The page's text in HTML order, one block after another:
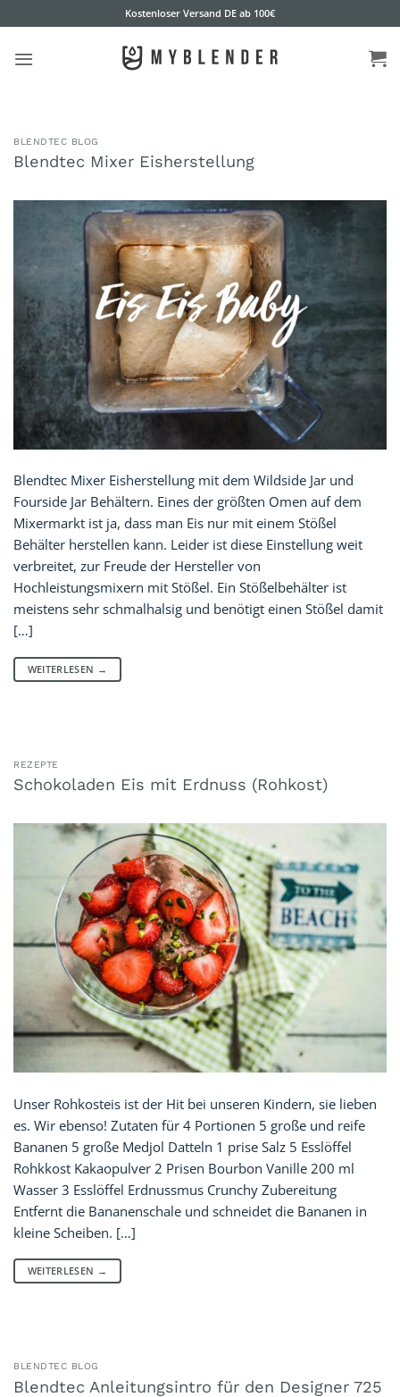
Inhalt
springen
Kostenloser Versand DE ab 100€
BLENDTEC BLOG
Blendtec Mixer Eisherstellung
Blendtec Mixer Eisherstellung mit dem Wildside Jar und
Fourside Jar Behältern. Eines der größten Omen auf dem
Mixermarkt ist ja, dass man Eis nur mit einem Stößel
Behälter herstellen kann. Leider ist diese Einstellung weit
verbreitet, zur Freude der Hersteller von
Hochleistungsmixern mit Stößel. Ein Stößelbehälter ist
meistens sehr schmalhalsig und benötigt einen Stößel damit
[…]
WEITERLESEN →
REZEPTE
Schokoladen Eis mit Erdnuss (Rohkost)
Unser Rohkosteis ist der Hit bei unseren Kindern, sie lieben
es. Wir ebenso! Zutaten für 4 Portionen 5 große und reife
Bananen 5 große Medjol Datteln 1 prise Salz 5 Esslöffel
Rohkkost Kakaopulver 2 Prisen Bourbon Vanille 200 ml
Wasser 3 Esslöffel Erdnussmus Crunchy Zubereitung
Entfernt die Bananenschale und schneidet die Bananen in
kleine Scheiben. […]
WEITERLESEN →
BLENDTEC BLOG
Blendtec Anleitungsintro für den Designer 725